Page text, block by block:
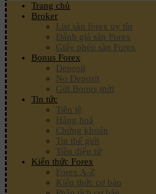
Trang chủ
Broker
List sàn forex uy tín
Đánh giá sàn Forex
Giấy phép sàn Forex
Bonus Forex
Deposit
No Deposit
Gửi Bonus mới
Tin tức
Tiền tệ
Hàng hoá
Chứng khoán
Tin thế giới
Tiền điện tử
Kiến thức Forex
Forex A-Z
Kiến thức cơ bản